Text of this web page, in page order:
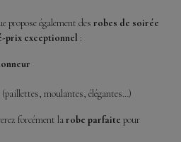
également des robes de soirée
prix exceptionnel :
(paillettes, moulantes, élégantes…)
forcément larobe parfaite pour